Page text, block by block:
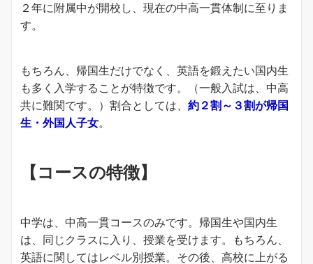
２年に附属中が開校し、現在の中高一貫体制に至りま
す。
もちろん、帰国生だけでなく、英語を鍛えたい国内生
も多く入学することが特徴です。（一般入試は、中高
共に難関です。）割合としては、 約２割～３割が帰国
生・外国人子女。
【コースの特徴】
中学は、中高一貫コースのみです。帰国生や国内生
は、同じクラスに入り、授業を受けます。もちろん、
英語に関してはレベル別授業。その後、高校に上がる